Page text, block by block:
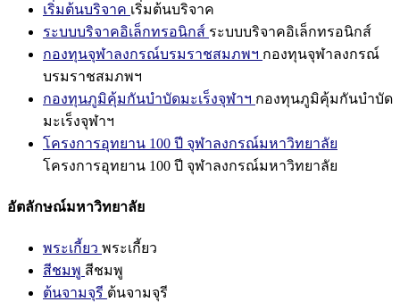
เริ่มต้นบริจาค เริ่มต้นบริจาค
ระบบบริจาคอิเล็กทรอนิกส์ ระบบบริจาคอิเล็กทรอนิกส์
กองทุนจุฬาลงกรณ์บรมราชสมภพฯ กองทุนจุฬาลงกรณ์
บรมราชสมภพฯ
กองทุนภูมิคุ้มกันบำบัดมะเร็งจุฬาฯ กองทุนภูมิคุ้มกันบำบัด
มะเร็งจุฬาฯ
โครงการอุทยาน 100 ปี จุฬาลงกรณ์มหาวิทยาลัย
โครงการอุทยาน 100 ปี จุฬาลงกรณ์มหาวิทยาลัย
อัตลักษณ์มหาวิทยาลัย
พระเกี้ยว พระเกี้ยว
สีชมพู สีชมพู
ต้นจามจุรี ต้นจามจุรี